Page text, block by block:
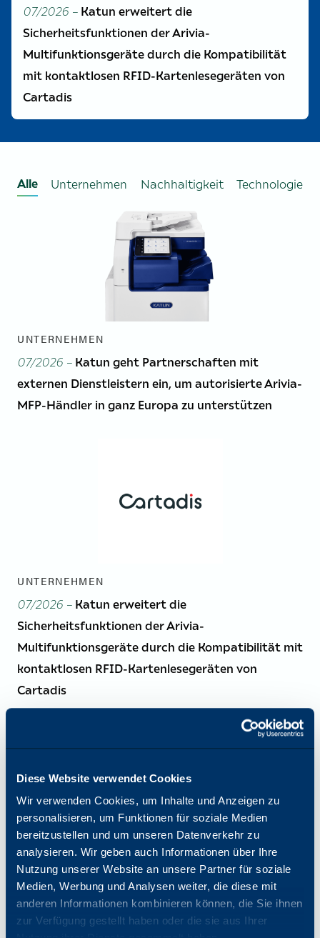
Diese Website verwendet Cookies
Wir verwenden Cookies, um Inhalte und Anzeigen zu
personalisieren, um Funktionen für soziale Medien
bereitzustellen und um unseren Datenverkehr zu
analysieren. Wir geben auch Informationen über Ihre
Nutzung unserer Website an unsere Partner für soziale
Medien, Werbung und Analysen weiter, die diese mit
anderen Informationen kombinieren können, die Sie ihnen
zur Verfügung gestellt haben oder die sie aus Ihrer
07/2026 – Katun erweitert die
Sicherheitsfunktionen der Arivia-
Multifunktionsgeräte durch die Kompatibilität
mit kontaktlosen RFID-Kartenlesegeräten von
Cartadis
Alle Unternehmen Nachhaltigkeit Technologie
UNTERNEHMEN
07/2026 – Katun geht Partnerschaften mit
externen Dienstleistern ein, um autorisierte Arivia-
MFP-Händler in ganz Europa zu unterstützen
UNTERNEHMEN
07/2026 – Katun erweitert die
Sicherheitsfunktionen der Arivia-
Multifunktionsgeräte durch die Kompatibilität mit
kontaktlosen RFID-Kartenlesegeräten von
Cartadis
UNTERNEHMEN
07/2026 –Katun geht eine Partnerschaft mit DLL
ein, um Finanzierungslösungen für autorisierte